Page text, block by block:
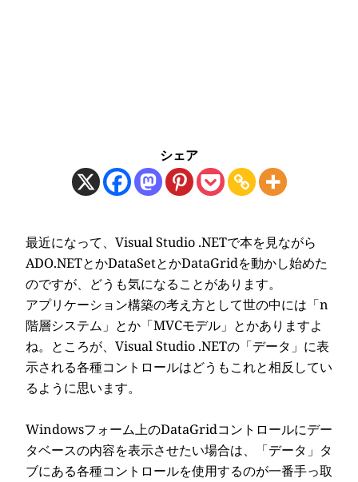
シェア
最近になって、Visual Studio .NETで本を見ながら
ADO.NETとかDataSetとかDataGridを動かし始めた
のですが、どうも気になることがあります。
アプリケーション構築の考え方として世の中には「n
階層システム」とか「MVCモデル」とかありますよ
ね。ところが、Visual Studio .NETの「データ」に表
示される各種コントロールはどうもこれと相反してい
るように思います。
Windowsフォーム上のDataGridコントロールにデー
タベースの内容を表示させたい場合は、「データ」タ
ブにある各種コントロールを使用するのが一番手っ取